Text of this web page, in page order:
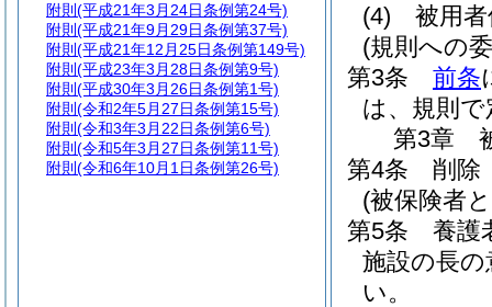
(4)
被用
(規則への
第3条
前条
は、規則
第3章
第4条
削除
(被保険者
第5条
養護
施設の長
い。
附則 (平成21年3月24日条例第24号)
附則 (平成21年9月29日条例第37号)
附則 (平成21年12月25日条例第149号)
附則 (平成23年3月28日条例第9号)
附則 (平成30年3月26日条例第1号)
附則 (令和2年5月27日条例第15号)
附則 (令和3年3月22日条例第6号)
附則 (令和5年3月27日条例第11号)
附則 (令和6年10月1日条例第26号)